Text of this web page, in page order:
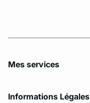
Mes services
Informations Légales